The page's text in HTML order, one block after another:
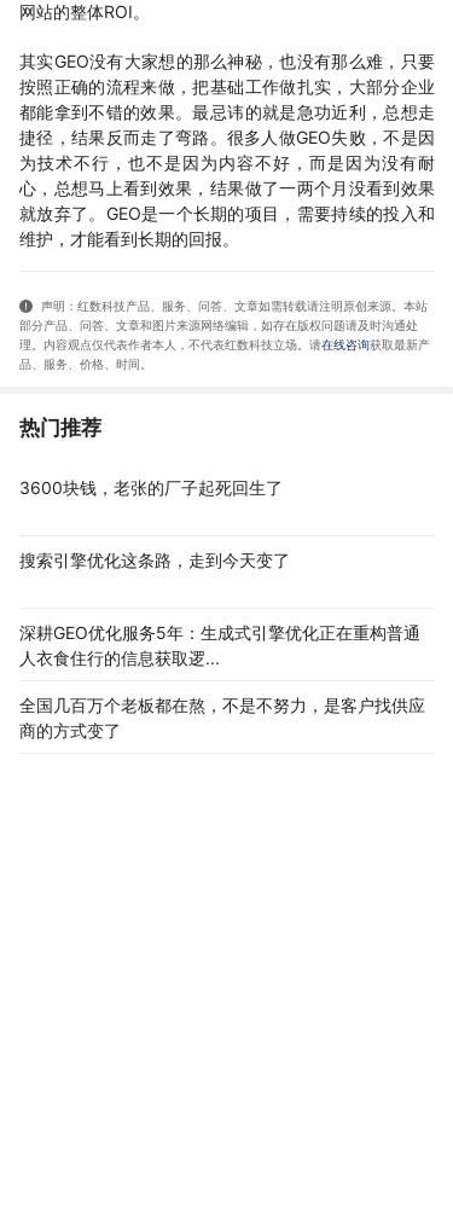
网站的整体ROI。
其实GEO没有大家想的那么神秘，也没有那么难，只要
按照正确的流程来做，把基础工作做扎实，大部分企业
都能拿到不错的效果。最忌讳的就是急功近利，总想走
捷径，结果反而走了弯路。很多人做GEO失败，不是因
为技术不行，也不是因为内容不好，而是因为没有耐
心，总想马上看到效果，结果做了一两个月没看到效果
就放弃了。GEO是一个长期的项目，需要持续的投入和
维护，才能看到长期的回报。
声明：红数科技产品、服务、问答、文章如需转载请注明原创来源。本站
部分产品、问答 、文章和图片来源网络编辑，如存在版权问题请及时沟通处
理。内容观点仅代表作者本人，不代表红数科技立场。请在线咨询获取最新产
品、服务、价格、时间
热门推荐
3600块钱，老张的厂子起死回生了
搜索引擎优化这条路，走到今天变了
深耕GEO优化服务5年：生成式引擎优化正在重构普通
人衣食住行的信息获取逻...
全国几百万个老板都在熬，不是不努力，是客户找供应
商的方式变了